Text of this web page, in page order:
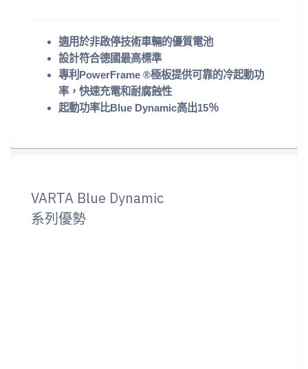
適用於非啟停技術車輛的優質電池
設計符合德國最高標準
專利PowerFrame ®極板提供可靠的冷起動功
率，快速充電和耐腐蝕性
起動功率比Blue Dynamic高出15％
VARTA Blue Dynamic
系列優勢